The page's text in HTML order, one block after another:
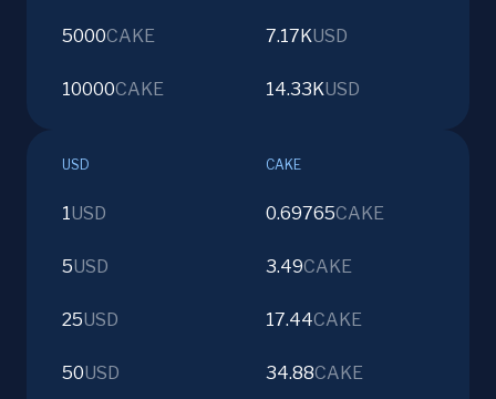
5000CAKE 7.17KUSD
10000CAKE 14.33KUSD
USD CAKE
1USD 0.69765CAKE
5USD 3.49CAKE
25USD 17.44CAKE
50USD 34.88CAKE